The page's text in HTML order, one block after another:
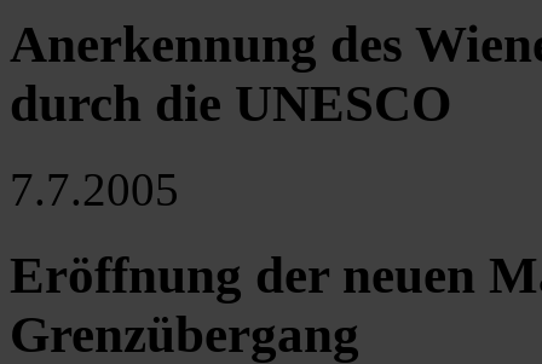
Anerkennung des
durch die UNESCO
7.7.2005
Eröffnung der neuen
Grenzübergang